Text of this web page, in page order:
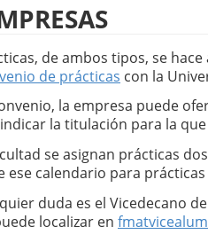
de ambos tipos, se
de prácticas con la
la empresa puede
la titulación para la
se asignan prácticas
ese calendario para
duda es el Vicedecano
localizar en